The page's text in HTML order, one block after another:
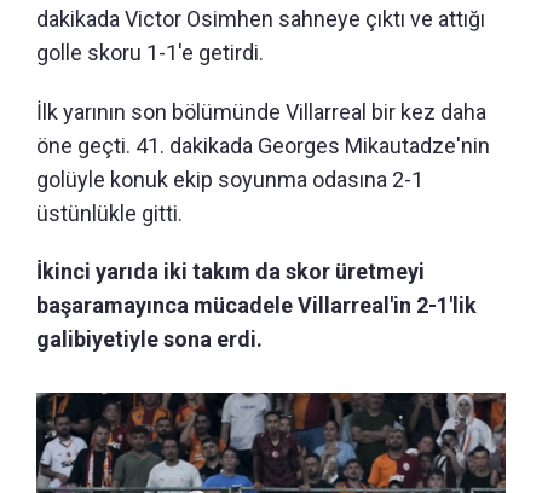
dakikada Victor Osimhen sahneye çıktı ve attığı
golle skoru 1-1'e getirdi.
İlk yarının son bölümünde Villarreal bir kez daha
öne geçti. 41. dakikada Georges Mikautadze'nin
golüyle konuk ekip soyunma odasına 2-1
üstünlükle gitti.
İkinci yarıda iki takım da skor üretmeyi
başaramayınca mücadele Villarreal'in 2-1'lik
galibiyetiyle sona erdi.